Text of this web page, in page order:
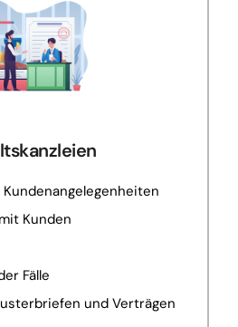
Kunden
Fälle
und Verträgen